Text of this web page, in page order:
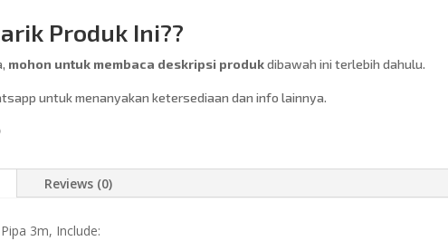
Produk Ini??
mohon untuk membaca deskripsi produkdibawah ini terlebih dahulu.
untuk menanyakan ketersediaan dan info lainnya.
Reviews (0)
3m, Include: